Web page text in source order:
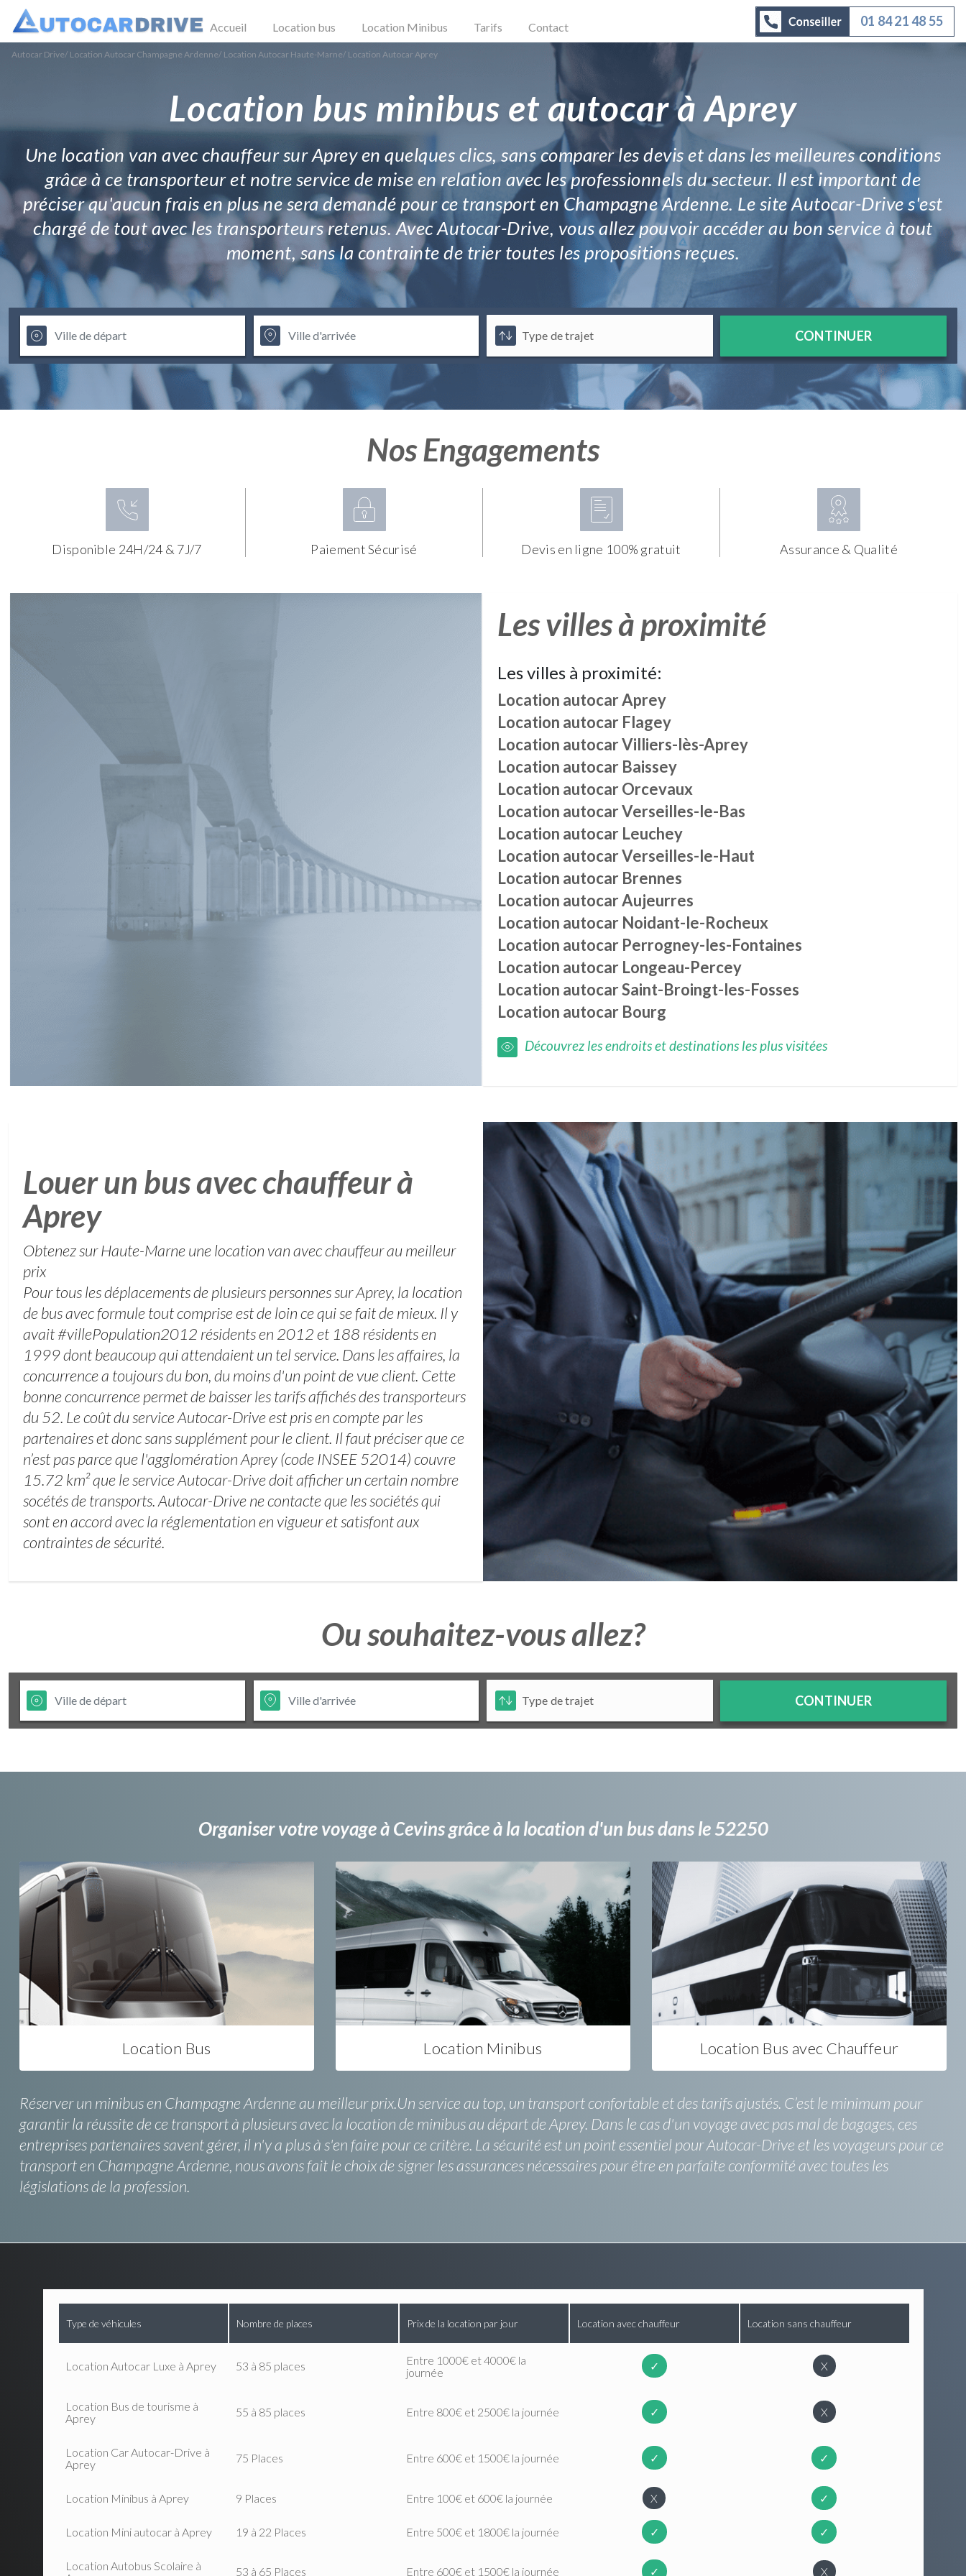
Accueil Location bus Location Minibus Tarifs Contact 01 84 21 48 55
Autocar Drive/ Location Autocar Champagne Ardenne/ Location Autocar Haute-Marne/ Location Autocar Aprey
Location bus minibus et autocar à Aprey
Une location van avec chauffeur sur Aprey en quelques clics, sans comparer les devis et dans les meilleures conditions
grâce à ce transporteur et notre service de mise en relation avec les professionnels du secteur. Il est important de
préciser qu'aucun frais en plus ne sera demandé pour ce transport en Champagne Ardenne. Le site Autocar-Drive s'est
chargé de tout avec les transporteurs retenus. Avec Autocar-Drive, vous allez pouvoir accéder au bon service à tout
moment, sans la contrainte de trier toutes les propositions reçues.
CONTINUER
Nos Engagements
Disponible 24H/24 & 7J/7 Paiement Sécurisé Devis en ligne 100% gratuit Assurance & Qualité
Les villes à proximité
Les villes à proximité:
Location autocarAprey
Location autocar Flagey
Location autocarVilliers-lès-Aprey
Location autocar Baissey
Location autocarOrcevaux
Location autocarVerseilles-le-Bas
Location autocar Leuchey
Location autocarVerseilles-le-Haut
Location autocar Brennes
Location autocarAujeurres
Location autocar Noidant-le-Rocheux
Location autocar Perrogney-les-Fontaines
Location autocar Longeau-Percey
Location autocarSaint-Broingt-les-Fosses
Location autocar Bourg
Découvrez les endroits et destinations les plus visitées
Louer un bus avec chauffeur à
Aprey
Obtenez sur Haute-Marne une location van avec chauffeur au meilleur
prix
Pour tous les déplacements de plusieurs personnes sur Aprey, la location
de bus avec formule tout comprise est de loin ce qui se fait de mieux. Il y
avait #villePopulation2012 résidents en 2012 et 188 résidents en
1999 dont beaucoup qui attendaient un tel service. Dans les affaires, la
concurrence a toujours du bon, du moins d'un point de vue client. Cette
bonne concurrence permet de baisser les tarifs affichés des transporteurs
du 52. Le coût du service Autocar-Drive est pris en compte par les
partenaires et donc sans supplément pour le client. Il faut préciser que ce
n’est pas parce que l'agglomération Aprey (code INSEE 52014) couvre
15.72 km² que le service Autocar-Drive doit afficher un certain nombre
socétés de transports. Autocar-Drive ne contacte que les sociétés qui
sont en accord avec la réglementation en vigueur et satisfont aux
contraintes de sécurité.
Ou souhaitez-vous allez?
CONTINUER
Organiser votre voyage à Cevins grâce à la location d'un bus dans le 52250
Location Bus Location Minibus Location Bus avec Chauffeur
Réserver un minibus en Champagne Ardenne au meilleur prix.Un service au top, un transport confortable et des tarifs ajustés. C’est le minimum pour
garantir la réussite de ce transport à plusieurs avec la location de minibus au départ de Aprey. Dans le cas d'un voyage avec pas mal de bagages, ces
entreprises partenaires savent gérer, il n'y a plus à s'en faire pour ce critère. La sécurité est un point essentiel pour Autocar-Drive et les voyageurs pour ce
transport en Champagne Ardenne, nous avons fait le choix de signer les assurances nécessaires pour être en parfaite conformité avec toutes les
législations de la profession.
Type de véhicules Nombre de places Prix de la location par jour Location avec chauffeur Location sans chauffeur
Location Autocar Luxe à Aprey 53 à 85 places
Entre 1000€ et 4000€ la
journée
✓ X
Location Bus de tourisme à
Aprey
55 à 85 places Entre 800€ et 2500€ la journée ✓ X
Location Car Autocar-Drive à
Aprey
75 Places Entre 600€ et 1500€ la journée ✓ ✓
Location Minibus à Aprey 9 Places Entre 100€ et 600€ la journée X ✓
Location Mini autocar à Aprey 19 à 22 Places Entre 500€ et 1800€ la journée ✓ ✓
Location Autobus Scolaire à
53 à 65 Places Entre 600€ et 1500€ la journée ✓ X